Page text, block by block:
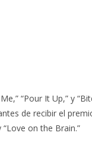
“Pour It Up,” y
de recibir el
on the Brain.”